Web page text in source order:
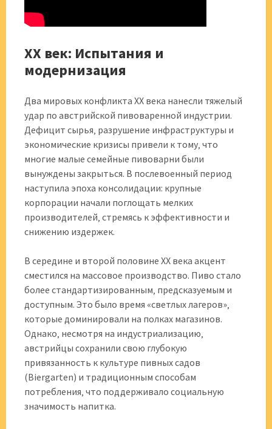
XX век: Испытания и
модернизация
Два мировых конфликта XX века нанесли тяжелый
удар по австрийской пивоваренной индустрии.
Дефицит сырья‚ разрушение инфраструктуры и
экономические кризисы привели к тому‚ что
многие малые семейные пивоварни были
вынуждены закрыться. В послевоенный период
наступила эпоха консолидации: крупные
корпорации начали поглощать мелких
производителей‚ стремясь к эффективности и
снижению издержек.
В середине и второй половине XX века акцент
сместился на массовое производство. Пиво стало
более стандартизированным‚ предсказуемым и
доступным. Это было время «светлых лагеров»‚
которые доминировали на полках магазинов.
Однако‚ несмотря на индустриализацию‚
австрийцы сохранили свою глубокую
привязанность к культуре пивных садов
(Biergarten) и традиционным способам
потребления‚ что поддерживало социальную
значимость напитка.